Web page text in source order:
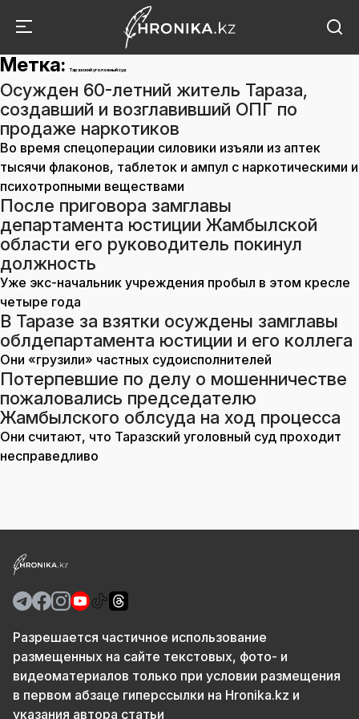
Метка: Таразский уголовный суд
Осужден 60-летний житель Тараза,
создавший и возглавивший ОПГ по
продаже наркотиков
Во время спецоперации силовики изъяли из аптек
тысячи флаконов, таблеток и ампул с наркотическими и
психотропными веществами
После приговора замглавы
департамента юстиции Жамбылской
области его руководитель покинул
должность
Уже экс-начальник учреждения пробыл в этом кресле
четыре года
В Таразе за взятки осуждены замглавы
облдепартамента юстиции и его коллега
Они «грузили» частных судоисполнителей
Потерпевшие по делу о мошенничестве
пожаловались председателю
Жамбылского облсуда на ход процесса
Они считают, что Таразский уголовный суд проходит
несправедливо
Разрешается частичное использование
размещенных на сайте текстовых, фото- и
видеоматериалов только при условии размещения
в первом абзаце гиперссылки на Hronika.kz и
указания автора статьи